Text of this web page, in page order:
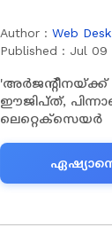
Author : Web Desk
Published : Jul 09
ഈജിപ്ത്,
ലെറ്റെക്സെയർ